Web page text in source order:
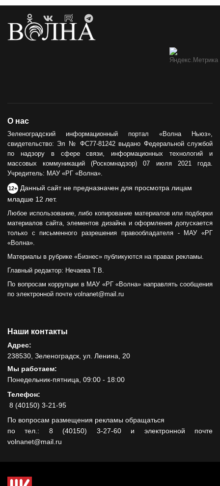
О нас
Зеленоградский информационный портал «Волна Ньюз»,
свидетельство: Эл № ФС77-81242 выдано Федеральной службой
по надзору в сфере связи, информационных технологий и
массовых коммуникаций (Роскомнадзор) 07 июля 2021 года.
Учредитель: МАУ «РГ «Волна».
12+ Данный сайт не предназначен для просмотра лицам
младше 12 лет.
Любое использование, либо копирование материалов или подборки
материалов сайта, элементов дизайна и оформления допускается
только с письменного разрешения правообладателя - МАУ «РГ
«Волна».
Материалы в рубрике «Бизнес» публикуются на правах рекламы.
Главный редактор: Нечаева Т.В.
По вопросам коррупции в МАУ «РГ «Волна» направлять сообщения
по электронной почте volnanet@mail.ru
Наши контакты
Адрес:
238530, Зеленоградск, ул. Ленина, 20
Мы работаем:
Понедельник-пятница, 09:00 - 18:00
Телефон:
8 (40150) 3-21-95
По вопросам размещения рекламы обращаться
по тел.: 8 (40150) 3-27-60 и электронной почте
volnanet@mail.ru